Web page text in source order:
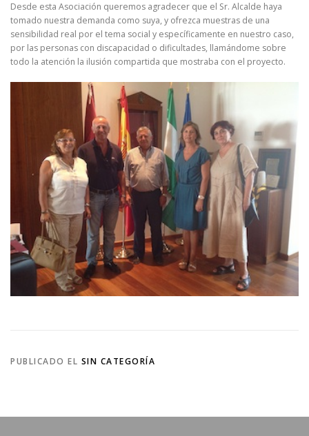
Desde esta Asociación queremos agradecer que el Sr. Alcalde haya
tomado nuestra demanda como suya, y ofrezca muestras de una
sensibilidad real por el tema social y específicamente en nuestro caso,
por las personas con discapacidad o dificultades, llamándome sobre
todo la atención la ilusión compartida que mostraba con el proyecto.
PUBLICADO EL SIN CATEGORÍA